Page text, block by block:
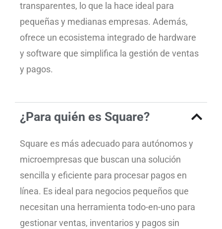
transparentes, lo que la hace ideal para
pequeñas y medianas empresas. Además,
ofrece un ecosistema integrado de hardware
y software que simplifica la gestión de ventas
y pagos.
¿Para quién es Square?
Square es más adecuado para autónomos y
microempresas que buscan una solución
sencilla y eficiente para procesar pagos en
línea. Es ideal para negocios pequeños que
necesitan una herramienta todo-en-uno para
gestionar ventas, inventarios y pagos sin